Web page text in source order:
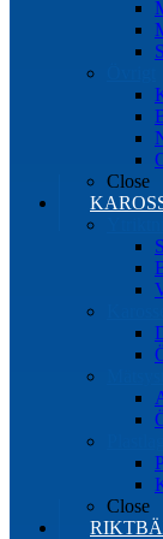
Close
Close